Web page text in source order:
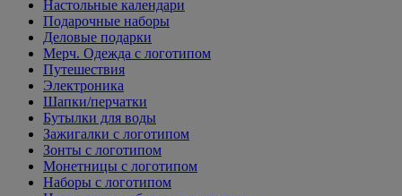
Настольные календари
Подарочные наборы
Деловые подарки
Мерч. Одежда с логотипом
Путешествия
Электроника
Шапки/перчатки
Бутылки для воды
Зажигалки с логотипом
Зонты с логотипом
Монетницы с логотипом
Наборы с логотипом